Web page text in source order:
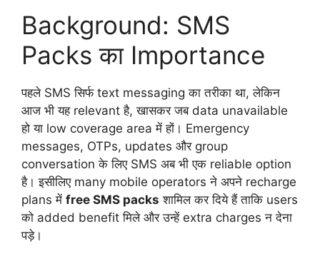
Background: SMS
Packs का Importance
पहले SMS सिर्फ text messaging का तरीका था, लेकिन
आज भी यह relevant है, खासकर जब data unavailable
हो या low coverage area में हों। Emergency
messages, OTPs, updates और group
conversation के लिए SMS अब भी एक reliable option
है। इसीलिए many mobile operators ने अपने recharge
plans में free SMS packs शामिल कर दिये हैं ताकि users
को added benefit मिले और उन्हें extra charges न देना
पड़े।